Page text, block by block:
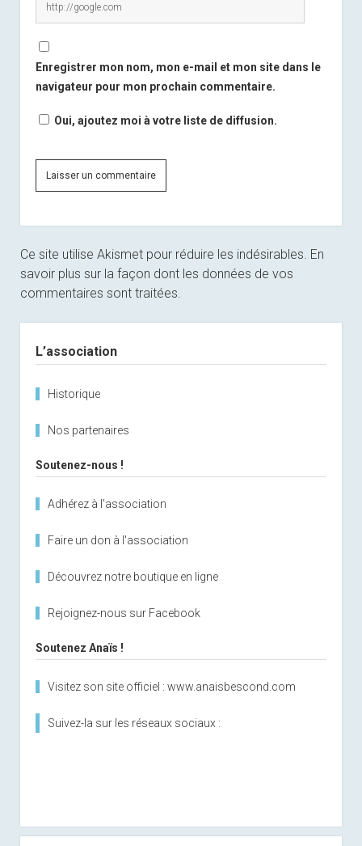
Enregistrer mon nom, mon e-mail et mon site dans le
navigateur pour mon prochain commentaire.
Oui, ajoutez moi à votre liste de diffusion.
Ce site utilise Akismet pour réduire les indésirables. En
savoir plus sur la façon dont les données de vos
commentaires sont traitées.
L’association
Historique
Nos partenaires
Soutenez-nous !
Adhérez à l'association
Faire un don à l'association
Découvrez notre boutique en ligne
Rejoignez-nous sur Facebook
Soutenez Anaïs !
Visitez son site officiel : www.anaisbescond.com
Suivez-la sur les réseaux sociaux :